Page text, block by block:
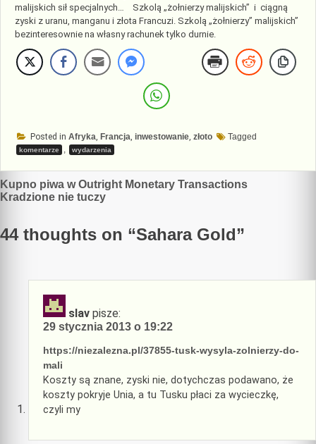
malijskich sił specjalnych… Szkolą „żołnierzy malijskich” i ciągną
zyski z uranu, manganu i złota Francuzi. Szkolą „żołnierzy” malijskich”
bezinteresownie na własny rachunek tylko durnie.
Posted in Afryka, Francja, inwestowanie, złoto Tagged
komentarze , wydarzenia
Nawigacja
wpisu
Kupno piwa w Outright Monetary Transactions
Kradzione nie tuczy
44 thoughts on “Sahara Gold”
slav pisze:
29 stycznia 2013 o 19:22
https://niezalezna.pl/37855-tusk-wysyla-zolnierzy-do-
mali
Koszty są znane, zyski nie, dotychczas podawano, że
koszty pokryje Unia, a tu Tusku płaci za wycieczkę,
czyli my